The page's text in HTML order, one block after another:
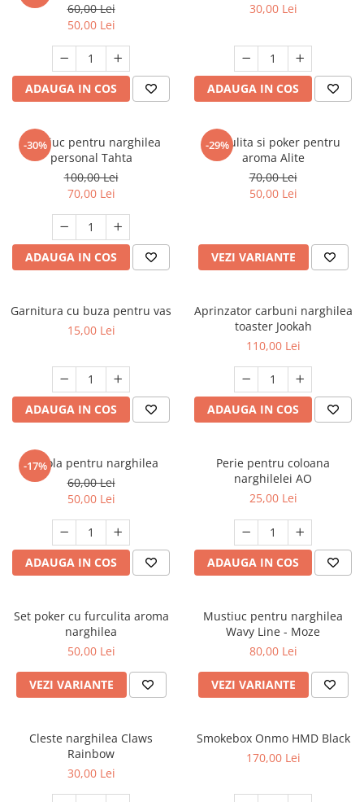
60,00 Lei
50,00 Lei
ADAUGA IN COS
30,00 Lei
ADAUGA IN COS
-30%
Mustiuc pentru narghilea
personal Tahta
100,00 Lei
70,00 Lei
ADAUGA IN COS
-29%
Furculita si poker pentru
aroma Alite
70,00 Lei
50,00 Lei
VEZI VARIANTE
Garnitura cu buza pentru vas
15,00 Lei
ADAUGA IN COS
Aprinzator carbuni narghilea
toaster Jookah
110,00 Lei
ADAUGA IN COS
-17%
Cupola pentru narghilea
60,00 Lei
50,00 Lei
ADAUGA IN COS
Perie pentru coloana
narghilelei AO
25,00 Lei
ADAUGA IN COS
Set poker cu furculita aroma
narghilea
50,00 Lei
VEZI VARIANTE
Mustiuc pentru narghilea
Wavy Line - Moze
80,00 Lei
VEZI VARIANTE
Cleste narghilea Claws
Rainbow
30,00 Lei
Smokebox Onmo HMD Black
170,00 Lei